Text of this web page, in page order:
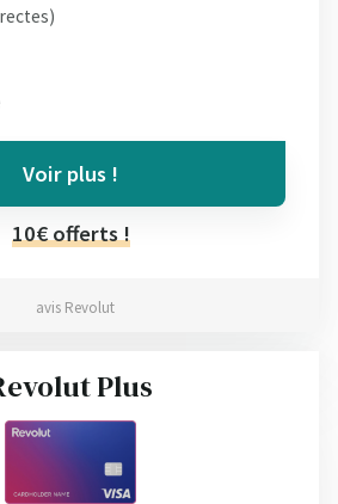
Voir plus !
10€ offerts !
avis Revolut
Plus